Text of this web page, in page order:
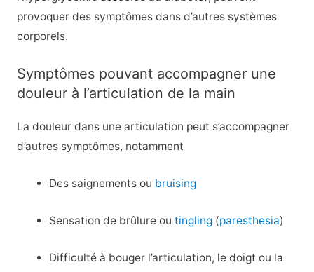
provoquer des symptômes dans d’autres systèmes
corporels.
Symptômes pouvant accompagner une
douleur à l’articulation de la main
La douleur dans une articulation peut s’accompagner
d’autres symptômes, notamment
Des saignements ou bruising
Sensation de brûlure outingling (paresthesia)
Difficulté à bouger l’articulation, le doigt ou la